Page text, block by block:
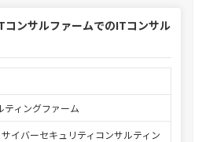
ンサルファームでのITコンサル
ティングファーム
イバーセキュリティコンサルティン